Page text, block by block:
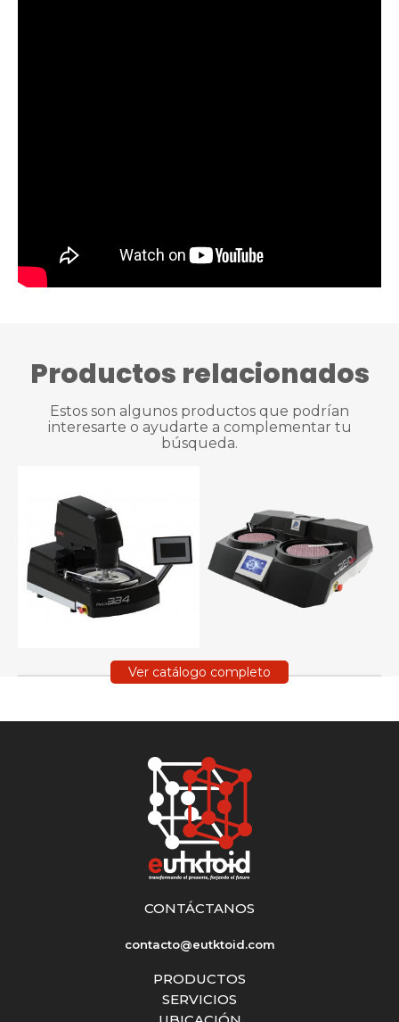
Productos relacionados
Estos son algunos productos que podrían
interesarte o ayudarte a complementar tu
búsqueda.
Ver catálogo completo
CONTÁCTANOS
contacto@eutktoid.com
PRODUCTOS
SERVICIOS